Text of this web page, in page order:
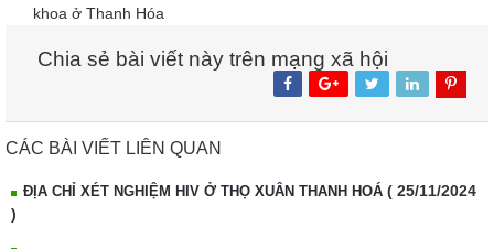
khoa ở Thanh Hóa
Chia sẻ bài viết này trên mạng xã hội
CÁC BÀI VIẾT LIÊN QUAN
ĐỊA CHỈ XÉT NGHIỆM HIV Ở THỌ XUÂN THANH HOÁ ( 25/11/2024
)